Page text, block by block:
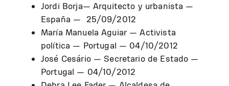
Jordi Borja— Arquitecto y urbanista —
España — 25/09/2012
María Manuela Aguiar — Activista
política — Portugal — 04/10/2012
José Cesário — Secretario de Estado —
Portugal — 04/10/2012